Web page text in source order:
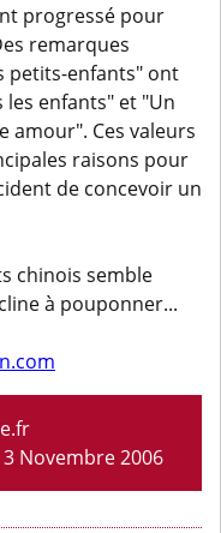
progressé pour
remarques
petits-enfants" ont
les enfants" et "Un
amour". Ces valeurs
raisons pour
de concevoir un
chinois semble
à pouponner...
Novembre 2006